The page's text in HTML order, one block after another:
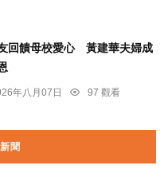
回饋母校愛心 黃建華夫婦成
年八月07日
97 觀看
聞